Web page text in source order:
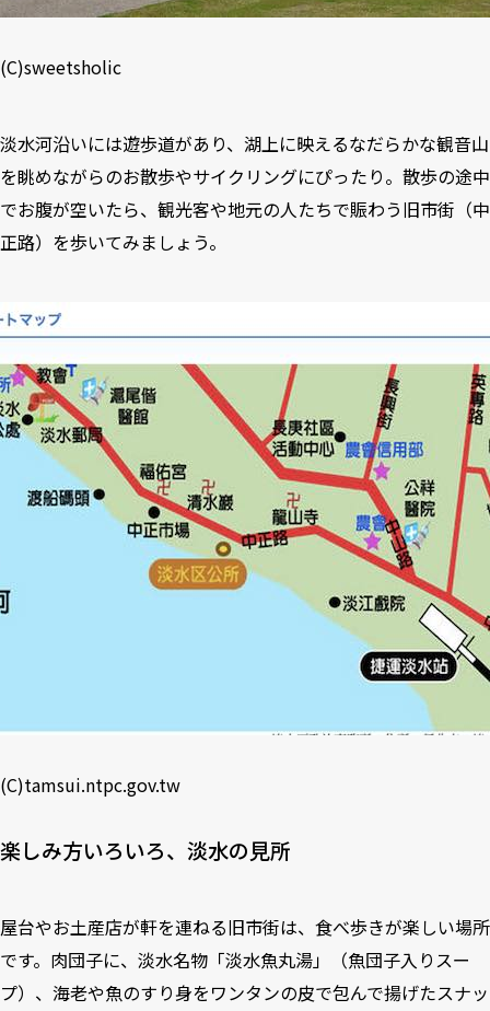
(C)sweetsholic
淡水河沿いには遊歩道があり、湖上に映えるなだらかな観音山
を眺めながらのお散歩やサイクリングにぴったり。散歩の途中
でお腹が空いたら、観光客や地元の人たちで賑わう旧市街（中
正路）を歩いてみましょう。
(C)tamsui.ntpc.gov.tw
楽しみ方いろいろ、淡水の見所
屋台やお土産店が軒を連ねる旧市街は、食べ歩きが楽しい場所
です。肉団子に、淡水名物「淡水魚丸湯」（魚団子入りスー
プ）、海老や魚のすり身をワンタンの皮で包んで揚げたスナッ